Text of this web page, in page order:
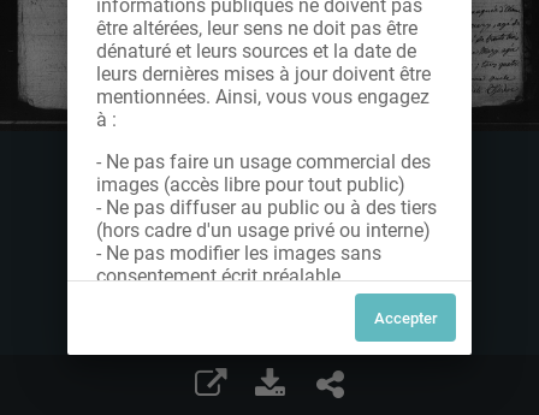
informations publiques ne doivent pas
être altérées, leur sens ne doit pas être
dénaturé et leurs sources et la date de
leurs dernières mises à jour doivent être
mentionnées. Ainsi, vous vous engagez
à :
- Ne pas faire un usage commercial des
images (accès libre pour tout public)
- Ne pas diffuser au public ou à des tiers
(hors cadre d'un usage privé ou interne)
- Ne pas modifier les images sans
consentement écrit préalable
Dans le cas contraire, nous vous invitons
à nous contacter afin de solliciter le type
de Licence souhaitée parmi celles
proposées et le cas échéant, acquitter